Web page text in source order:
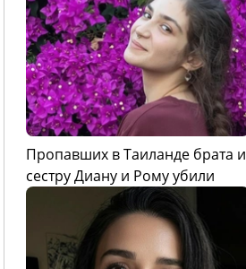
Пропавших в Таиланде брата и
сестру Диану и Рому убили